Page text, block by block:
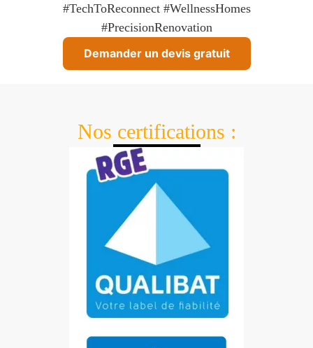
#TechToReconnect #WellnessHomes
#PrecisionRenovation
Demander un devis gratuit
Nos certifications :